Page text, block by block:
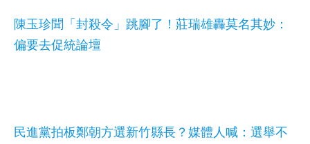
陳玉珍聞「封殺令」跳腳了！莊瑞雄轟莫名其妙：
偏要去促統論壇
民進黨拍板鄭朝方選新竹縣長？媒體人喊：選舉不